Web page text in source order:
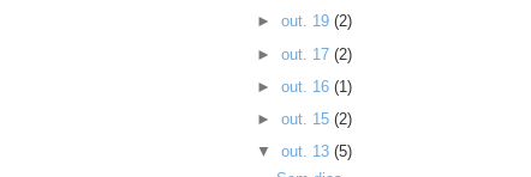
► out. 19 (2)
► out. 17 (2)
► out. 16 (1)
► out. 15 (2)
▼ out. 13 (5)